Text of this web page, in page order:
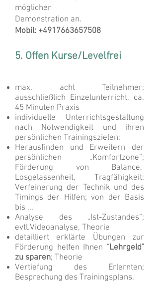
möglicher
Demonstration an.
Mobil: +4917663657508
5. Offen Kurse/Levelfrei
max. acht Teilnehmer;
ausschließlich Einzelunterricht, ca.
45 Minuten Praxis
individuelle Unterrichtsgestaltung
nach Notwendigkeit und ihren
persönlichen Trainingszielen;
Herausfinden und Erweitern der
persönlichen „Komfortzone“;
Förderung von Balance,
Losgelassenheit, Tragfähigkeit;
Verfeinerung der Technik und des
Timings der Hilfen; von der Basis
bis ... ​
Analyse des „Ist-Zustandes“;
evtl.Videoanalyse, Theorie ​
detailliert erklärte Übungen zur
Förderung helfen Ihnen "Lehrgeld"
zu sparen; Theorie ​
Vertiefung des Erlernten;
Besprechung des Trainingsplans.